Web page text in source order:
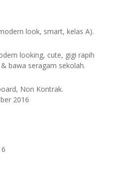
look, smart, kelas A).
looking, cute, gigi rapih
bawa seragam sekolah.
Non Kontrak.
2016